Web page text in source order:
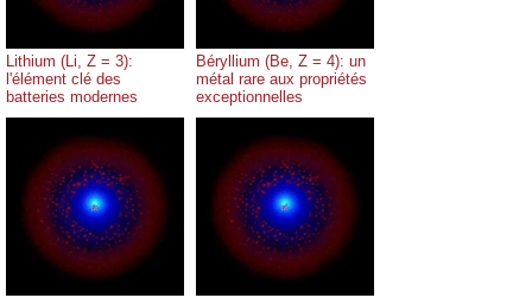
Lithium (Li, Z = 3):
l'élément clé des
batteries modernes
Béryllium (Be, Z = 4): un
métal rare aux propriétés
exceptionnelles